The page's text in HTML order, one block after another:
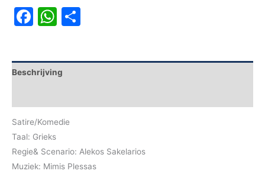
Facebook
WhatsApp
Beschrijving
Satire/Komedie
Taal: Grieks
Regie& Scenario: Alekos Sakelarios
Muziek: Mimis Plessas